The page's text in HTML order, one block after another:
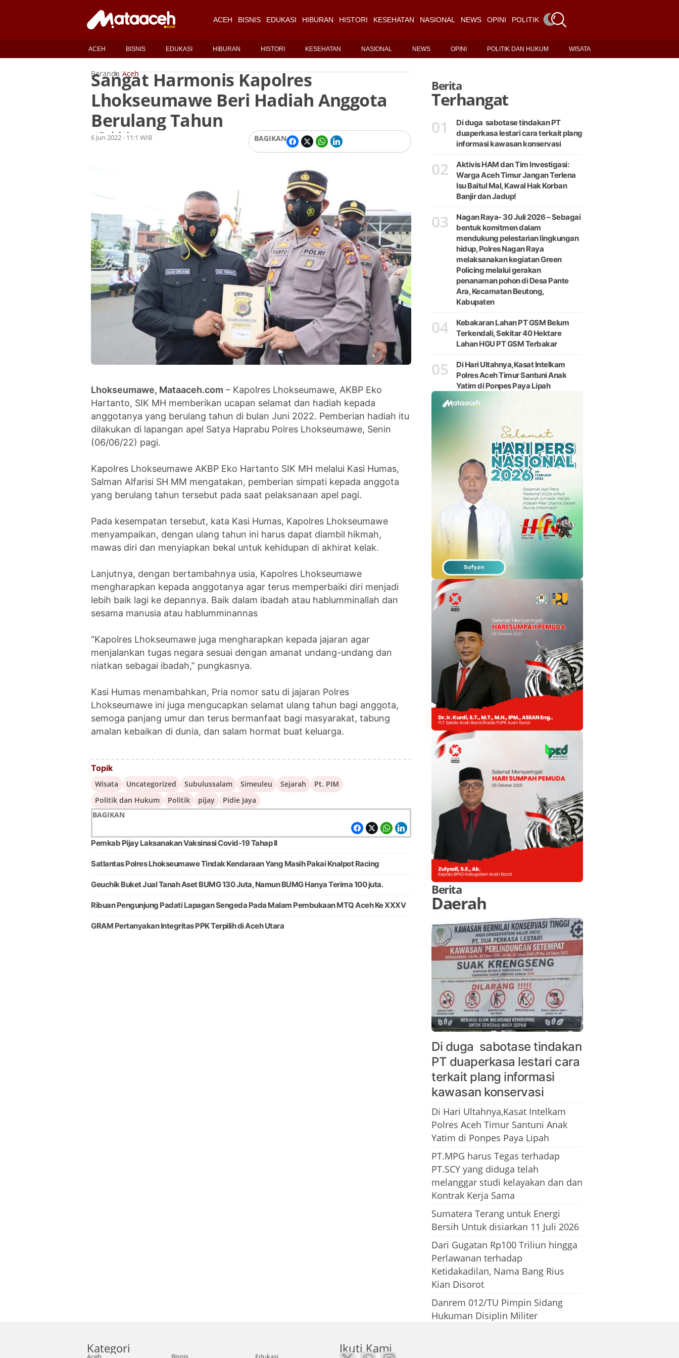
ACEH BISNIS EDUKASI HIBURAN HISTORI KESEHATAN NASIONAL NEWS OPINI POLITIK DAN HUKUM
ACEH BISNIS EDUKASI HIBURAN HISTORI KESEHATAN NASIONAL NEWS OPINI POLITIK DAN HUKUM WISATA
Beranda Aceh
Sangat Harmonis Kapolres
Lhokseumawe Beri Hadiah Anggota
Berulang Tahun
OlehRedaksi
6 Jun 2022 - 11:1 WIB BAGIKAN
Lhokseumawe, Mataaceh.com – Kapolres Lhokseumawe, AKBP Eko
Hartanto, SIK MH memberikan ucapan selamat dan hadiah kepada
anggotanya yang berulang tahun di bulan Juni 2022. Pemberian hadiah itu
dilakukan di lapangan apel Satya Haprabu Polres Lhokseumawe, Senin
(06/06/22) pagi.
Kapolres Lhokseumawe AKBP Eko Hartanto SIK MH melalui Kasi Humas,
Salman Alfarisi SH MM mengatakan, pemberian simpati kepada anggota
yang berulang tahun tersebut pada saat pelaksanaan apel pagi.
Pada kesempatan tersebut, kata Kasi Humas, Kapolres Lhokseumawe
menyampaikan, dengan ulang tahun ini harus dapat diambil hikmah,
mawas diri dan menyiapkan bekal untuk kehidupan di akhirat kelak.
Lanjutnya, dengan bertambahnya usia, Kapolres Lhokseumawe
mengharapkan kepada anggotanya agar terus memperbaiki diri menjadi
lebih baik lagi ke depannya. Baik dalam ibadah atau hablumminallah dan
sesama manusia atau hablumminannas
“Kapolres Lhokseumawe juga mengharapkan kepada jajaran agar
menjalankan tugas negara sesuai dengan amanat undang-undang dan
niatkan sebagai ibadah,” pungkasnya.
Kasi Humas menambahkan, Pria nomor satu di jajaran Polres
Lhokseumawe ini juga mengucapkan selamat ulang tahun bagi anggota,
semoga panjang umur dan terus bermanfaat bagi masyarakat, tabung
amalan kebaikan di dunia, dan salam hormat buat keluarga.
Topik
Wisata Uncategorized Subulussalam Simeuleu Sejarah
Pt. PIM
Politik dan Hukum
Politik pijay
Pidie Jaya
BAGIKAN
Pemkab Pijay Laksanakan Vaksinasi Covid-19 Tahap II
Satlantas Polres Lhokseumawe Tindak Kendaraan Yang Masih Pakai Knalpot Racing
Geuchik Buket Jual Tanah Aset BUMG 130 Juta, Namun BUMG Hanya Terima 100 juta.
Ribuan Pengunjung Padati Lapagan Sengeda Pada Malam Pembukaan MTQ Aceh Ke XXXV
GRAM Pertanyakan Integritas PPK Terpilih di Aceh Utara
Berita
Terhangat
01
Di duga sabotase tindakan PT
duaperkasa lestari cara terkait plang
informasi kawasan konservasi
02
Aktivis HAM dan Tim Investigasi:
Warga Aceh Timur Jangan Terlena
Isu Baitul Mal, Kawal Hak Korban
Banjir dan Jadup!
03
Nagan Raya- 30 Juli 2026 – Sebagai
bentuk komitmen dalam
mendukung pelestarian lingkungan
hidup, Polres Nagan Raya
melaksanakan kegiatan Green
Policing melalui gerakan
penanaman pohon di Desa Pante
Ara, Kecamatan Beutong,
Kabupaten
04
Kebakaran Lahan PT GSM Belum
Terkendali, Sekitar 40 Hektare
Lahan HGU PT GSM Terbakar
05
Di Hari Ultahnya,Kasat Intelkam
Polres Aceh Timur Santuni Anak
Yatim di Ponpes Paya Lipah
Berita
Daerah
Di duga sabotase tindakan
PT duaperkasa lestari cara
terkait plang informasi
kawasan konservasi
Di Hari Ultahnya,Kasat Intelkam
Polres Aceh Timur Santuni Anak
Yatim di Ponpes Paya Lipah
PT.MPG harus Tegas terhadap
PT.SCY yang diduga telah
melanggar studi kelayakan dan dan
Kontrak Kerja Sama
Sumatera Terang untuk Energi
Bersih Untuk disiarkan 11 Juli 2026
Dari Gugatan Rp100 Triliun hingga
Perlawanan terhadap
Ketidakadilan, Nama Bang Rius
Kian Disorot
Danrem 012/TU Pimpin Sidang
Hukuman Disiplin Militer
Kategori Ikuti Kami